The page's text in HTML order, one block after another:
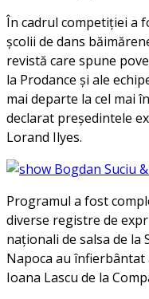
În cadrul competiţiei a
şcolii de dans
revistă care spune
la Prodance şi ale
mai departe la cel mai
declarat preşedintele
Lorand Ilyes.
Programul a fost
diverse registre de
naţionali de salsa de la
Napoca au înfierbântat
Ioana Lascu de la